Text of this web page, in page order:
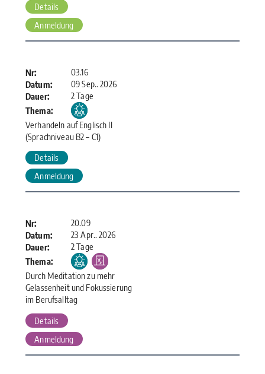
Details
Anmeldung
Nr: 03.16
Thema:
Verhandeln auf Englisch II
(Sprachniveau B2 – C1)
Details
Anmeldung
Datum:
09 Sep.. 2026
Dauer:
2 Tage
Nr: 20.09
Thema:
Durch Meditation zu mehr
Gelassenheit und Fokussierung
im Berufsalltag
Details
Anmeldung
Datum:
23 Apr.. 2026
Dauer:
2 Tage